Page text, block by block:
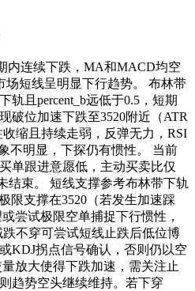
内连续下跌，MA和MACD均空
场短线呈明显下行趋势。 布林带
轨且percent_b远低于0.5，短期
破位加速下跌至3520附近（ATR
缩且持续走弱，反弹无力，RSI
不明显，下探仍有惯性。 当前
单跟进意愿低，主动买卖比仅
结束。 短线支撑参考布林带下轨
限支撑在3520（若发生加速踩
尝试极限空单捕捉下行惯性，
跌不穿可尝试短线止跌后低位博
KDJ拐点信号确认，否则仍以空
放大使得下跌加速，需关注止
趋势空头继续维持。若下穿